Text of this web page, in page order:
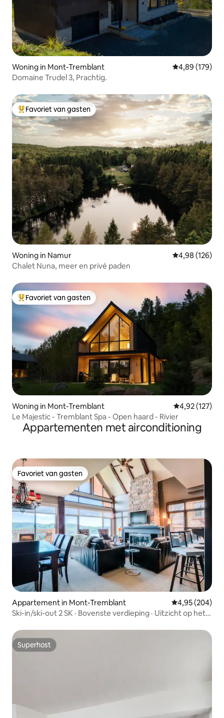
Woning in Mont-Tremblant Gemiddelde
4,89 (179)
Domaine Trudel 3, Prachtig.
Topfavoriet van gasten
Favoriet van gasten
Woning in Namur Gemiddelde
4,98 (126)
Chalet Nuna, meer en privé paden
Topfavoriet van gasten
Favoriet van gasten
Woning in Mont-Tremblant Gemiddelde
4,92 (127)
Le Majestic - Tremblant Spa - Open haard - Rivier
Appartementen met airconditioning
Favoriet van gasten
Favoriet van gasten
Appartement in Mont-Tremblant Gemiddelde
4,95 (204)
Ski-in/ski-out 2 SK · Bovenste verdieping · Uitzicht op het
Superhost
Superhost